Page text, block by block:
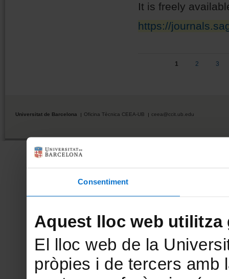
Consentiment
Aquest lloc web utilitza
El lloc web de la
pròpies i de tercers amb
It is freely
https://
1 2 3
Universitat de Barcelona Oficina Tècnica CEEA-UB ceea@ccit.ub.edu